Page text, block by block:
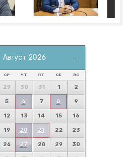
→
Август 2026
СР ЧТ ПТ СБ ВС
29 30 31 1 2
5 6 7 8 9
12 13 14 15 16
19 20 21 22 23
26 27 28 29 30